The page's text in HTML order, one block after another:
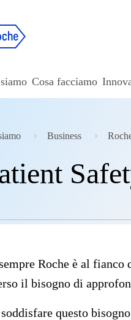
Cosa facciamo
Business
Roche è al
il bisogno di
questo